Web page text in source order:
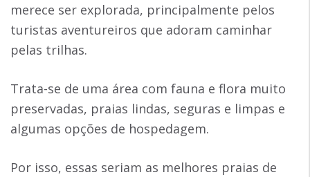
merece ser explorada, principalmente pelos
turistas aventureiros que adoram caminhar
pelas trilhas.
Trata-se de uma área com fauna e flora muito
preservadas, praias lindas, seguras e limpas e
algumas opções de hospedagem.
Por isso, essas seriam as melhores praias de